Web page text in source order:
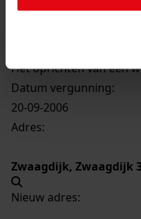
Datering:
Het oprichten van een
Datum vergunning:
20-09-2006
Adres:
Zwaagdijk, Zwaagdijk
Nieuw adres: